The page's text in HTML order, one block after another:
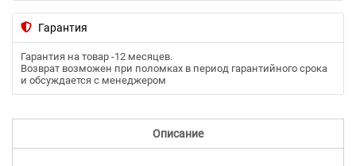
Гарантия
Гарантия на товар -12 месяцев.
Возврат возможен при поломках в период гарантийного срока
и обсуждается с менеджером
Описание